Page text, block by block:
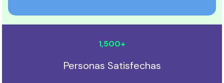
Personas Satisfechas
1,500+